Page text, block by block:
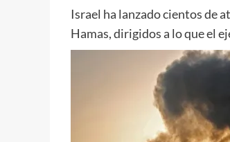
Israel ha lanzado cientos de
Hamas, dirigidos a lo que el